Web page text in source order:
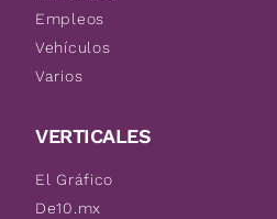
Empleos
Vehículos
Varios
VERTICALES
El Gráfico
De10.mx